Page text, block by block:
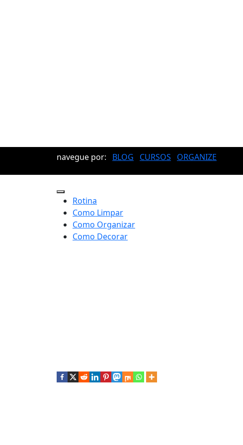
navegue por: BLOG CURSOS ORGANIZE
Rotina
Como Limpar
Como Organizar
Como Decorar